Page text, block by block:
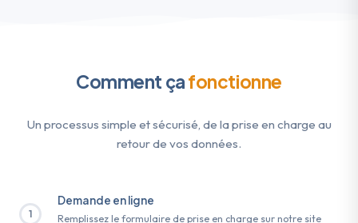
Comment çafonctionne
Un processus simple et sécurisé, de la prise en charge au
retour de vos données.
1
Demande en ligne
Remplissez le formulaire de prise en charge sur notre site